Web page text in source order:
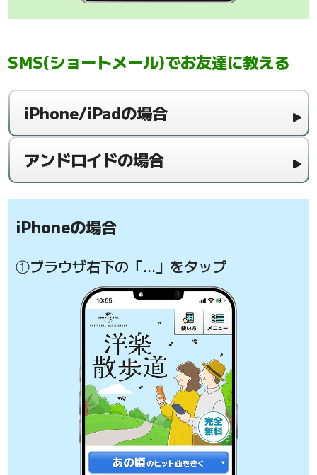
SMS(ショートメール)でお友達に教える
iPhone/iPadの場合
アンドロイドの場合
iPhoneの場合
①ブラウザ右下の「…」をタップ